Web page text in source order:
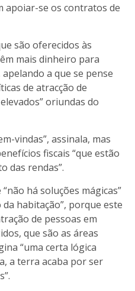
apoiar-se os contratos de
são oferecidos às
mais dinheiro para
a que se pense
de atracção de
oriundas do
vindas”, assinala, mas
fiscais “que estão
das rendas”.
há soluções mágicas”
habitação”, porque este
de pessoas em
que são as áreas
“uma certa lógica
a terra acaba por ser